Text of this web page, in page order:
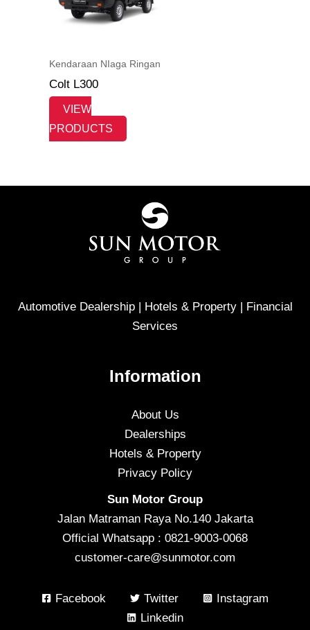
Kendaraan NIaga Ringan
Colt L300
VIEW
PRODUCTS
Automotive Dealership | Hotels & Property | Financial
Services
Information
About Us
Dealerships
Hotels & Property
Privacy Policy
Sun Motor Group
Jalan Matraman Raya No.140 Jakarta
Official Whatsapp : 0821-9003-0068
customer-care@sunmotor.com
Facebook Twitter
Instagram
Linkedin